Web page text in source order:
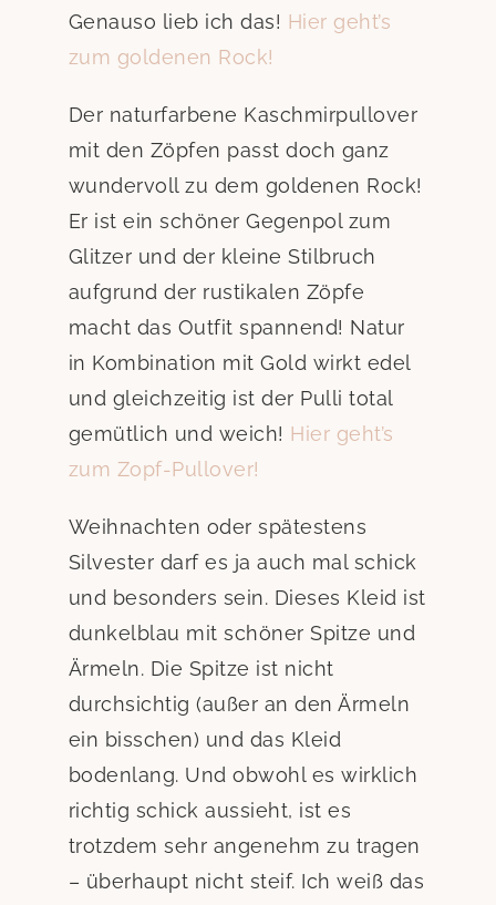
Genauso lieb ich das! Hier geht’s
zum goldenen Rock!
Der naturfarbene Kaschmirpullover
mit den Zöpfen passt doch ganz
wundervoll zu dem goldenen Rock!
Er ist ein schöner Gegenpol zum
Glitzer und der kleine Stilbruch
aufgrund der rustikalen Zöpfe
macht das Outfit spannend! Natur
in Kombination mit Gold wirkt edel
und gleichzeitig ist der Pulli total
gemütlich und weich! Hier geht’s
zum Zopf-Pullover!
Weihnachten oder spätestens
Silvester darf es ja auch mal schick
und besonders sein. Dieses Kleid ist
dunkelblau mit schöner Spitze und
Ärmeln. Die Spitze ist nicht
durchsichtig (außer an den Ärmeln
ein bisschen) und das Kleid
bodenlang. Und obwohl es wirklich
richtig schick aussieht, ist es
trotzdem sehr angenehm zu tragen
– überhaupt nicht steif. Ich weiß das